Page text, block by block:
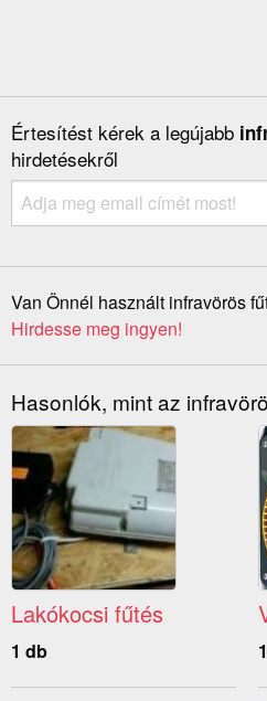
Értesítést kérek a legújabb
hirdetésekről
Van Önnél használt infravörös
Hirdesse meg ingyen!
Hasonlók, mint az
Lakókocsi fűtés
1 db